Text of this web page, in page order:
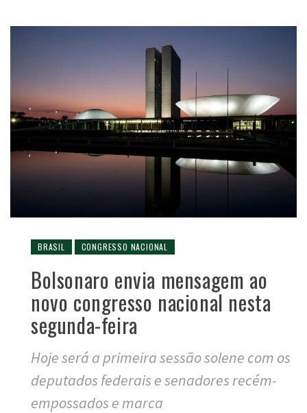
BRASIL CONGRESSO NACIONAL
Bolsonaro envia mensagem ao
novo congresso nacional nesta
segunda-feira
Hoje será a primeira sessão solene com os
deputados federais e senadores recém-
empossados e marca